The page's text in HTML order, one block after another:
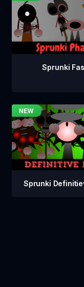
Sprunki
Sprunki